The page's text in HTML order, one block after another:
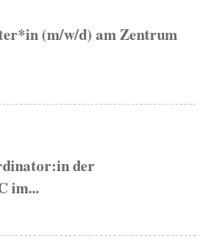
(m/w/d) am Zentrum
der
im...